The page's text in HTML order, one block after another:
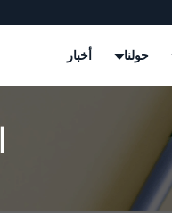
حولنا أخبار